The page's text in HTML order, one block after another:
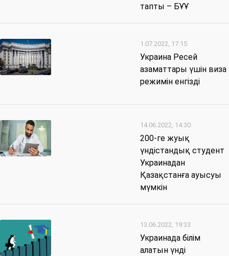
тапты – БҰҰ
1.07.2022, 17:15
Украина Ресей
азаматтары үшін виза
режимін енгізді
14.06.2022, 14:30
200-ге жуық
үндістандық студент
Украинадан
Қазақстанға ауысуы
мүмкін
13.06.2022, 19:33
Украинада білім
алатын үнді